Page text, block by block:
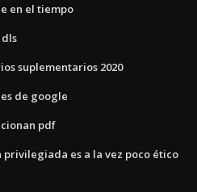
en el tiempo
suplementarios 2020
de google
pdf
es a la vez poco ético